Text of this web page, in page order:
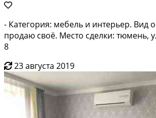
- Категория: мебель и интерьер. Вид
продаю своё. Место сделки: тюмень,
8
23 августа 2019